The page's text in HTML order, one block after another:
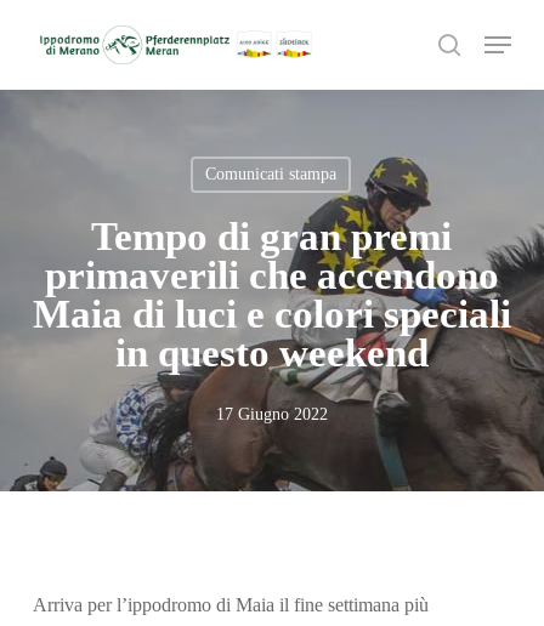
search
Menu
Comunicati stampa
Tempo di gran premi
primaverili che accendono
Maia di luci e colori speciali
in questo weekend
17 Giugno 2022
Arriva per l’ippodromo di Maia il fine settimana più